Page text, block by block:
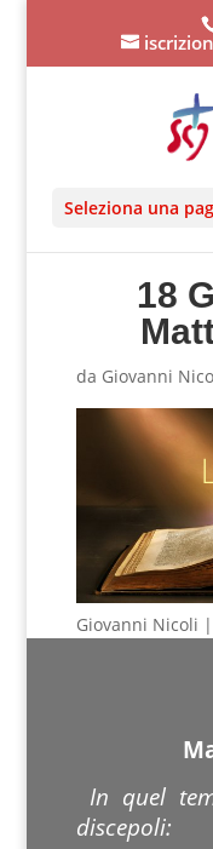
Seleziona una
18
da Giovanni
Giovanni Nicoli
In quel
discepoli: